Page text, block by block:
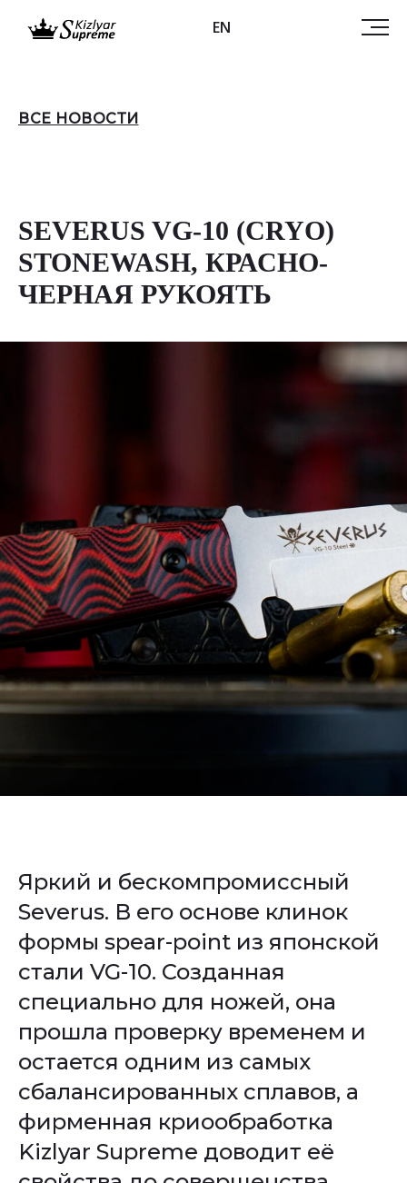
EN
ВСЕ НОВОСТИ
SEVERUS VG-10 (CRYO)
STONEWASH, КРАСНО-
ЧЕРНАЯ РУКОЯТЬ
Яркий и бескомпромиссный
Severus. В его основе клинок
формы spear-point из японской
стали VG-10. Созданная
специально для ножей, она
прошла проверку временем и
остается одним из самых
сбалансированных сплавов, а
фирменная криообработка
Kizlyar Supreme доводит её